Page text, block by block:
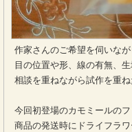
作家さんのご希望を伺いな
目の位置や形、線の有無、
相談を重ねながら試作を重
今回初登場のカモミールのフ
商品の発送時にドライフラ